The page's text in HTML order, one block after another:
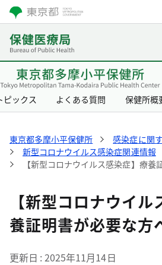
ピックス よくある質問 保健所概
東京都多摩小平保健所
感染症に関
新型コロナウイルス感染症関連情報
【新型コロナウイルス感染症】療養
【新型コロナウイ
養証明書が必要な方
更新日 2025年11月14日